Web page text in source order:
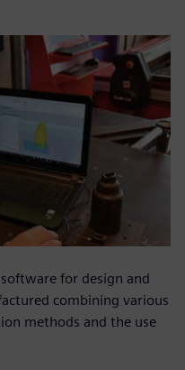
for design and
combining various
methods and the use